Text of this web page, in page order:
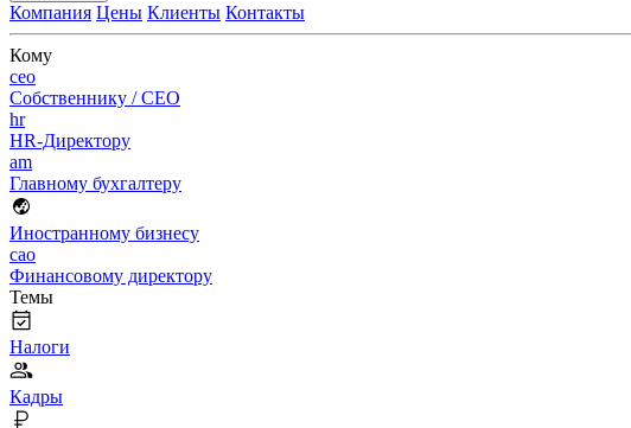
Компания Цены Клиенты Контакты
Кому
ceo
Собственнику / CEO
hr
HR-Директору
am
Главному бухгалтеру
Иностранному бизнесу
cao
Финансовому директору
Темы
Налоги
Кадры